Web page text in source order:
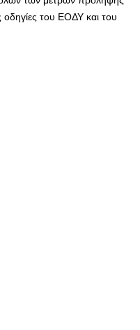
οδηγίες του ΕΟΔΥ και του